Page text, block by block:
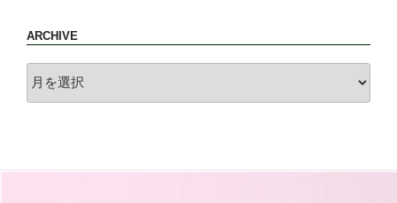
ARCHIVE